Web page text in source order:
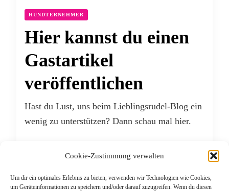
Cookie-Zustimmung verwalten
Um dir ein optimales Erlebnis zu bieten, verwenden wir Technologien wie Cookies,
um Geräteinformationen zu speichern und/oder darauf zuzugreifen. Wenn du diesen
HUNDTERNEHMER
Hier kannst du einen
Gastartikel
veröffentlichen
Hast du Lust, uns beim Lieblingsrudel-Blog ein
wenig zu unterstützen? Dann schau mal hier.
FEBRUAR 28, 2019